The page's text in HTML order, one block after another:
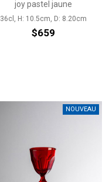
joy pastel jaune
36cl, H: 10.5cm, D: 8.20cm
$659
NOUVEAU